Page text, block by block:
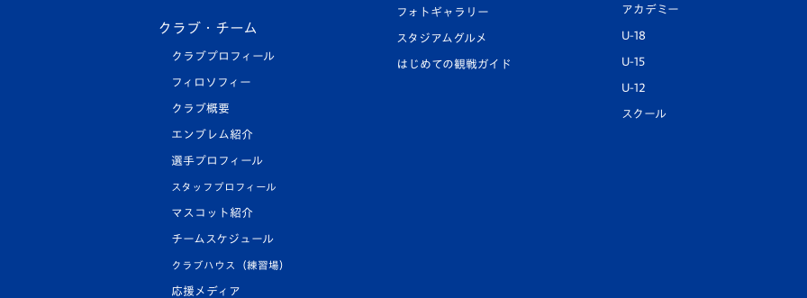
クラブ・チーム
クラブプロフィール
フィロソフィー
クラブ概要
エンブレム紹介
選手プロフィール
スタッフプロフィール
マスコット紹介
チームスケジュール
クラブハウス（練習場）
応援メディア
フォトギャラリー
スタジアムグルメ
はじめての観戦ガイド
アカデミー
U-18
U-15
U-12
スクール